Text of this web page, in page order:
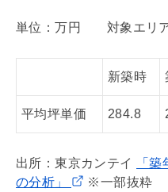
単位：万円 対象エリア
新築時
平均坪単価 284.8
出所：東京カンテイ
「
の分析」
※一部抜粋